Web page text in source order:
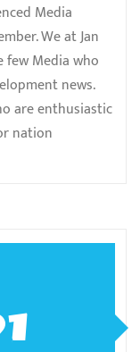
Media
We at Jan
few Media who
news.
are enthusiastic
nation